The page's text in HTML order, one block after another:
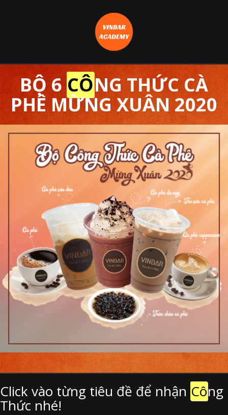
BỘ 6 CÔNG THỨC CÀ
PHÊ MỪNG XUÂN 2020
Click vào từng tiêu đề để nhận Công
Thức nhé!